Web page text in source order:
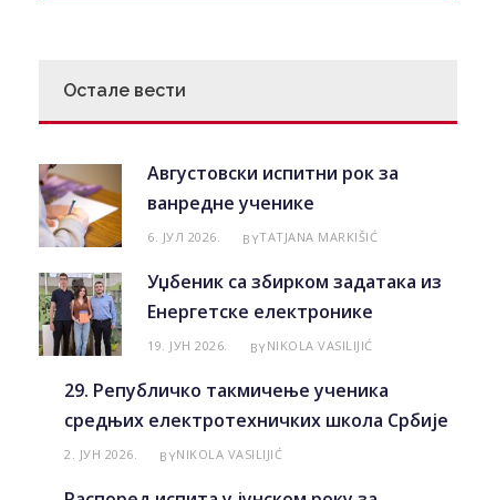
Остале вести
Августовски испитни рок за
ванредне ученике
6. ЈУЛ 2026. BYTATJANA MARKIŠIĆ
Уџбеник са збирком задатака из
Енергетске електронике
19. ЈУН 2026. BYNIKOLA VASILIJIĆ
29. Републичко такмичење ученика
средњих електротехничких школа Србије
2. ЈУН 2026. BYNIKOLA VASILIJIĆ